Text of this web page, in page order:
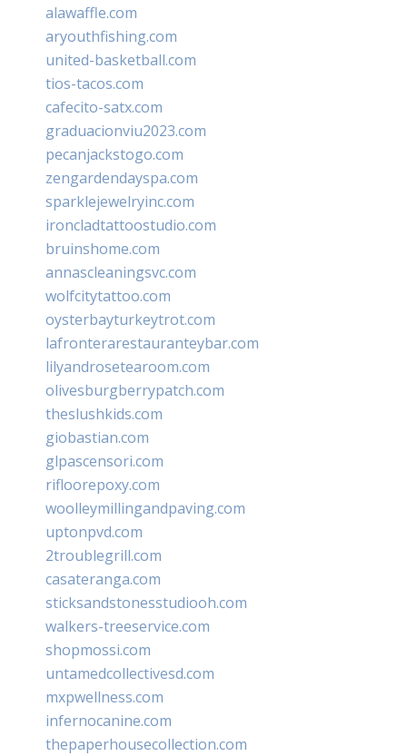
alawaffle.com
aryouthfishing.com
united-basketball.com
tios-tacos.com
cafecito-satx.com
graduacionviu2023.com
pecanjackstogo.com
zengardendayspa.com
sparklejewelryinc.com
ironcladtattoostudio.com
bruinshome.com
annascleaningsvc.com
wolfcitytattoo.com
oysterbayturkeytrot.com
lafronterarestauranteybar.com
lilyandrosetearoom.com
olivesburgberrypatch.com
theslushkids.com
giobastian.com
glpascensori.com
rifloorepoxy.com
woolleymillingandpaving.com
uptonpvd.com
2troublegrill.com
casateranga.com
sticksandstonesstudiooh.com
walkers-treeservice.com
shopmossi.com
untamedcollectivesd.com
mxpwellness.com
infernocanine.com
thepaperhousecollection.com